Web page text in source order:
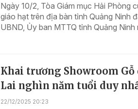
Ngày 10/2, Tòa Giám mục Hải Phòng
giáo hạt trên địa bàn tỉnh Quảng Ninh
UBND, Ủy ban MTTQ tỉnh Quảng
Khai trương Showroom Gỗ
Lai nghìn năm tuổi duy
22/12/2025 20:23